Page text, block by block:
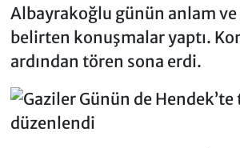
Albayrakoğlu günün anlam
belirten konuşmalar yaptı.
ardından tören sona erdi.